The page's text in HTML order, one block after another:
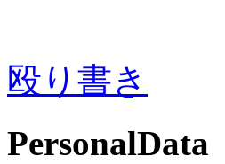
殴り書き
PersonalData